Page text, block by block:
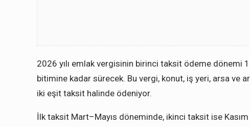
2026 yılı emlak vergisinin birinci taksit ödeme dönemi
bitimine kadar sürecek. Bu vergi, konut, iş yeri, arsa ve
iki eşit taksit halinde ödeniyor.
İlk taksit Mart–Mayıs döneminde, ikinci taksit ise